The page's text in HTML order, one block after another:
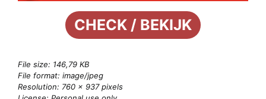
CHECK / BEKIJK
File size: 146,79 KB
File format: image/jpeg
Resolution: 760 × 937 pixels